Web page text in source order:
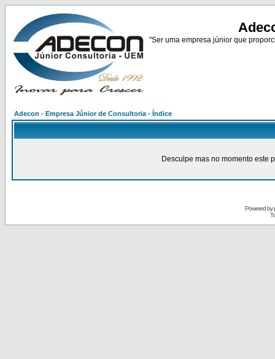
"Ser uma empresa júnior que
Adecon - Empresa Júnior de Consultoria - Índice
Desculpe mas no momento este
Powered by